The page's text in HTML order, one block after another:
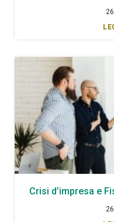
Crisi d’impresa e